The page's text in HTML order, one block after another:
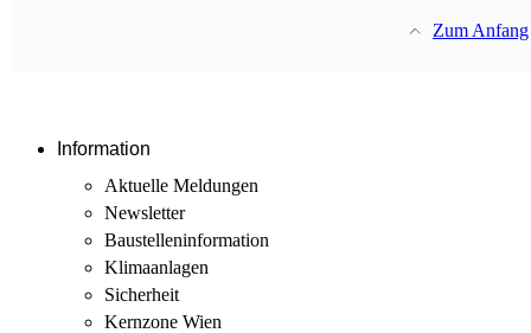
Zum Anfang
Information
Aktuelle Meldungen
Newsletter
Baustellen­information
Klimaanlagen
Sicherheit
Kernzone Wien